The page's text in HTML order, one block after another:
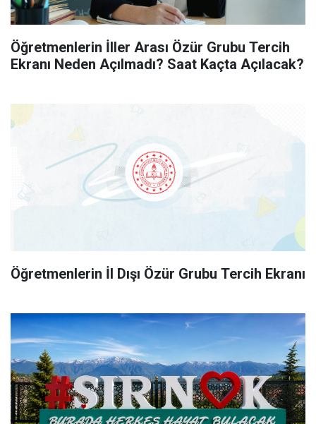
Öğretmenlerin İller Arası Özür Grubu Tercih
Ekranı Neden Açılmadı? Saat Kaçta Açılacak?
Öğretmenlerin İl Dışı Özür Grubu Tercih Ekranı